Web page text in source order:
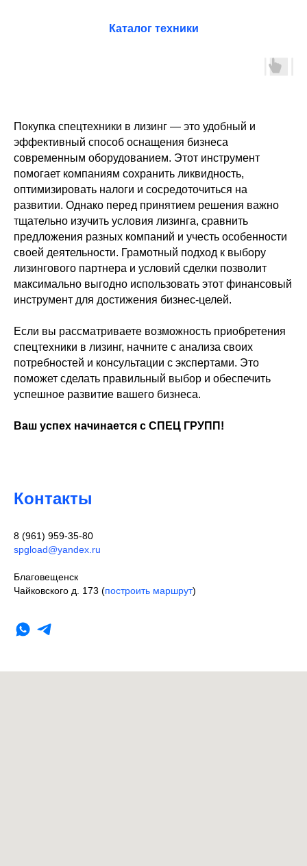
Каталог техники
Покупка спецтехники в лизинг — это удобный и
эффективный способ оснащения бизнеса
современным оборудованием. Этот инструмент
помогает компаниям сохранить ликвидность,
оптимизировать налоги и сосредоточиться на
развитии. Однако перед принятием решения важно
тщательно изучить условия лизинга, сравнить
предложения разных компаний и учесть особенности
своей деятельности. Грамотный подход к выбору
лизингового партнера и условий сделки позволит
максимально выгодно использовать этот финансовый
инструмент для достижения бизнес-целей.
Если вы рассматриваете возможность приобретения
спецтехники в лизинг, начните с анализа своих
потребностей и консультации с экспертами. Это
поможет сделать правильный выбор и обеспечить
успешное развитие вашего бизнеса.
Ваш успех начинается с СПЕЦ ГРУПП!
Контакты
8 (961) 959-35-80
spgload@yandex.ru
Благовещенск
Чайковского д. 173 (построить маршрут)